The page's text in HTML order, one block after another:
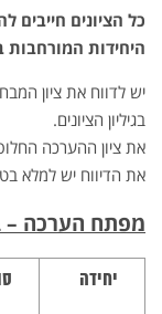
כל הציונים
היחידות
בגיליון הציונים.
את ציון ההערכה החלופית
את הדיווח יש למלא בטופס
מפתח הערכה –
יחידה